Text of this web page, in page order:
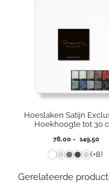
Hoeslaken Satijn
Hoekhoogte tot 30
78,00 - 149,50
tot
(+8)
Gerelateerde